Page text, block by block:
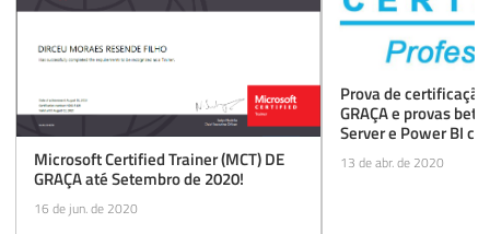
Microsoft Certified Trainer (MCT) DE
GRAÇA até Setembro de 2020!
16 de jun. de 2020
Prova de
GRAÇA e provas
Server e Power BI
desconto
13 de abr. de 2020